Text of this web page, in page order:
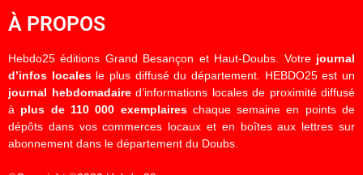
À PROPOS
Hebdo25 éditions Grand Besançon et Haut-Doubs. Votre journal
d’infos localesle plus diffusé du département. HEBDO25 est un
journal hebdomadaired’informations locales de proximité diffusé
à plus de 110 000 exemplaireschaque semaine en points de
dépôts dans vos commerces locaux et en boîtes aux lettres sur
abonnement dans le département du Doubs.